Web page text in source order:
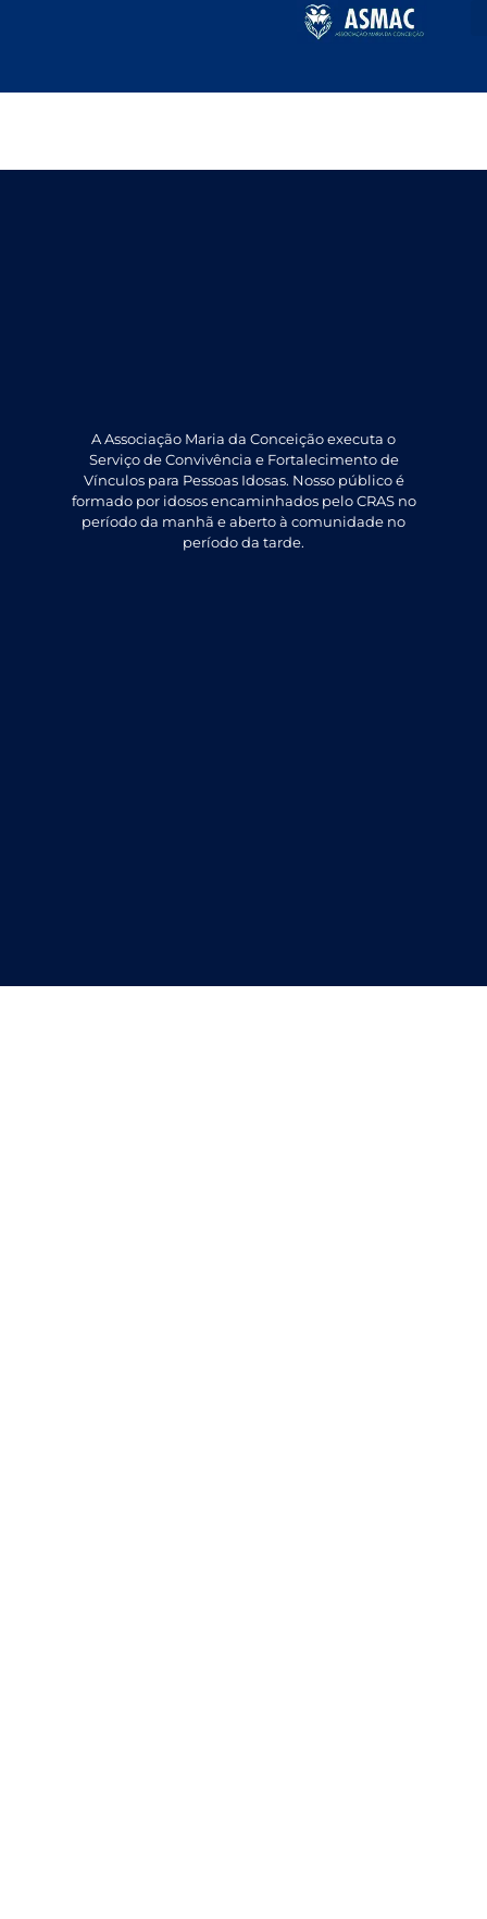
A Associação Maria da Conceição executa o
Serviço de Convivência e Fortalecimento de
Vínculos para Pessoas Idosas. Nosso público é
formado por idosos encaminhados pelo CRAS no
período da manhã e aberto à comunidade no
período da tarde.